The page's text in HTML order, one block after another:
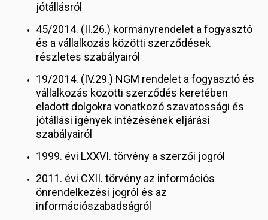
jótállásról
45/2014. (II.26.) kormányrendelet a fogyasztó
és a vállalkozás közötti szerződések
részletes szabályairól
19/2014. (IV.29.) NGM rendelet a fogyasztó és
vállalkozás közötti szerződés keretében
eladott dolgokra vonatkozó szavatossági és
jótállási igények intézésének eljárási
szabályairól
1999. évi LXXVI. törvény a szerzői jogról
2011. évi CXII. törvény az információs
önrendelkezési jogról és az
információszabadságról